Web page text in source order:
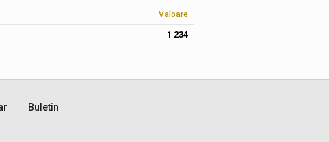
Valoare
1 234
Buletin